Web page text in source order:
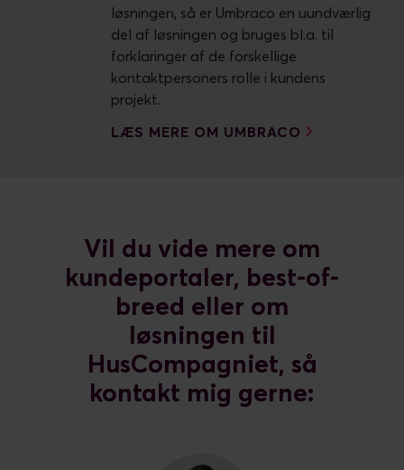
løsningen, så er Umbraco en uundværlig
del af løsningen og bruges bl.a. til
forklaringer af de forskellige
kontaktpersoners rolle i kundens
projekt.
LÆS MERE OM UMBRACO
Vil du vide mere om
kundeportaler, best-of-
breed eller om
løsningen til
HusCompagniet, så
kontakt mig gerne: